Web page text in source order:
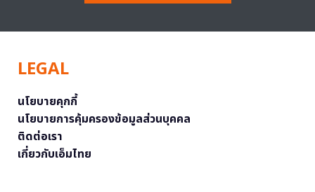
LEGAL
นโยบายคุกกี้
นโยบายการคุ้มครองข้อมูลส่วนบุคคล
ติดต่อเรา
เกี่ยวกับเอ็มไทย